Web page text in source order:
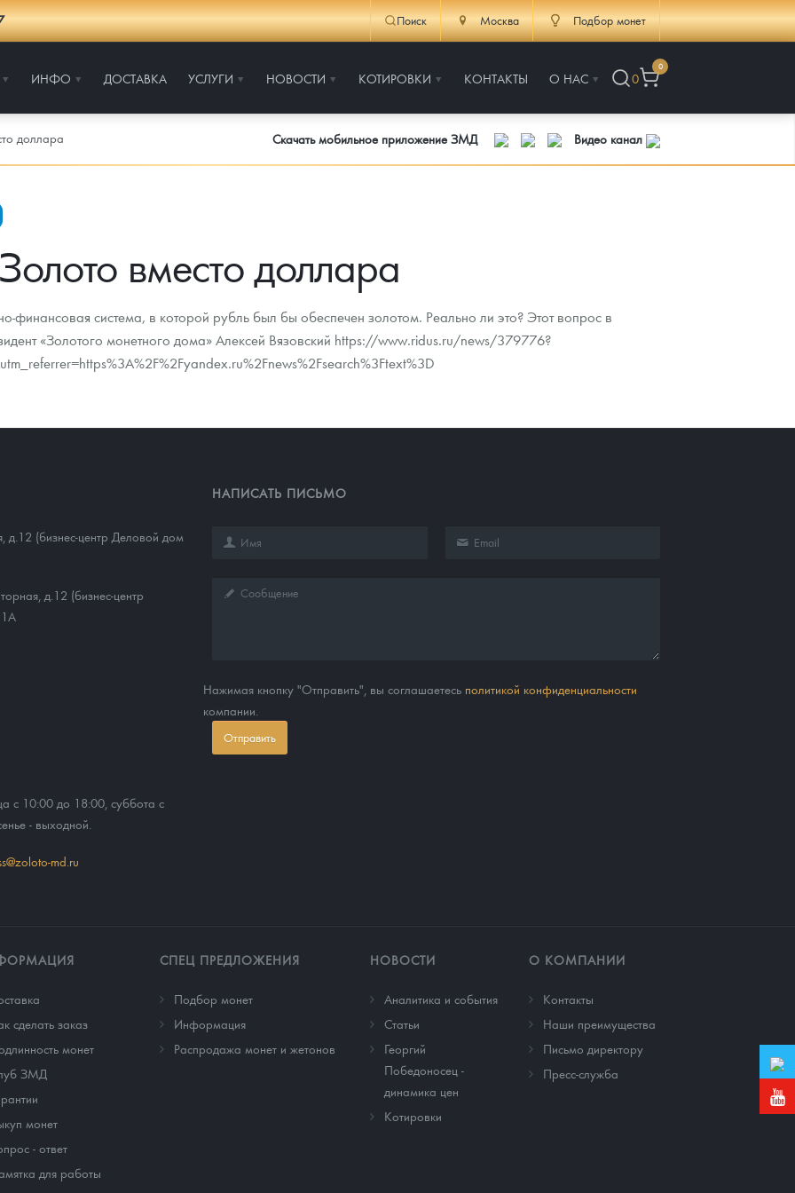
Поиск Москва Подбор монет
ИНФО ДОСТАВКА УСЛУГИ НОВОСТИ КОТИРОВКИ КОНТАКТЫ О НАС 0
0
доллара Скачать мобильное приложение ЗМД Видео канал
Золото вместо доллара
финансовая система, в которой рубль был бы обеспечен золотом. Реально ли это? Этот вопрос в
«Золотого монетного дома» Алексей Вязовский https://www.ridus.ru/news/379776?
д.12 (бизнес-центр Деловой дом
д.12 (бизнес-центр
с 10:00 до 18:00, суббота с
- выходной.
md.ru
НАПИСАТЬ ПИСЬМО
Нажимая кнопку "Отправить", вы соглашаетесь политикой конфиденциальности
компании.
Отправить
сделать заказ
монет
ЗМД
монет
- ответ
для работы
СПЕЦ ПРЕДЛОЖЕНИЯ
Подбор монет
Информация
Распродажа монет и жетонов
НОВОСТИ
Аналитика и события
Cтатьи
Георгий
Победоносец -
динамика цен
Котировки
О КОМПАНИИ
Контакты
Наши преимущества
Письмо директору
Пресс-служба